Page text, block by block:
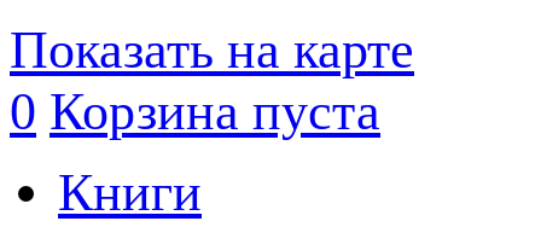
Показать на карте
0 Корзина пуста
Книги